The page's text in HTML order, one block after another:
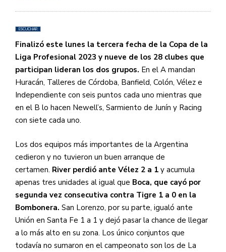
ESCUCHAR
Finalizó este lunes la tercera fecha de la Copa de la
Liga Profesional 2023 y nueve de los 28 clubes que
participan lideran los dos grupos. En el A mandan
Huracán, Talleres de Córdoba, Banfield, Colón, Vélez e
Independiente con seis puntos cada uno mientras que
en el B lo hacen Newell’s, Sarmiento de Junín y Racing
con siete cada uno.
Los dos equipos más importantes de la Argentina
cedieron y no tuvieron un buen arranque de
certamen. River perdió ante Vélez 2 a 1 y acumula
apenas tres unidades al igual que Boca, que cayó por
segunda vez consecutiva contra Tigre 1 a 0 en la
Bombonera. San Lorenzo, por su parte, igualó ante
Unión en Santa Fe 1 a 1 y dejó pasar la chance de llegar
a lo más alto en su zona. Los único conjuntos que
todavía no sumaron en el campeonato son los de La